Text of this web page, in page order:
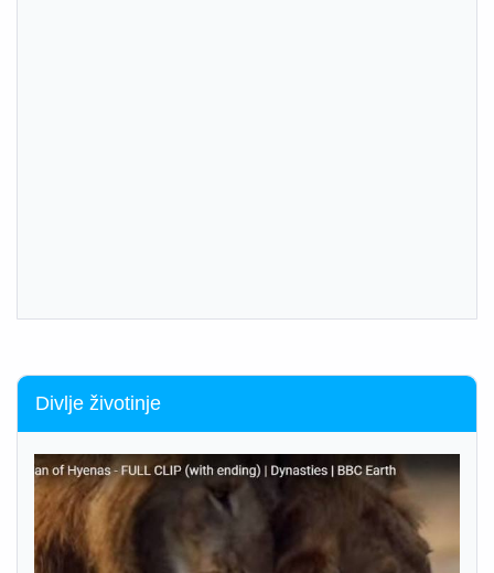
Divlje životinje